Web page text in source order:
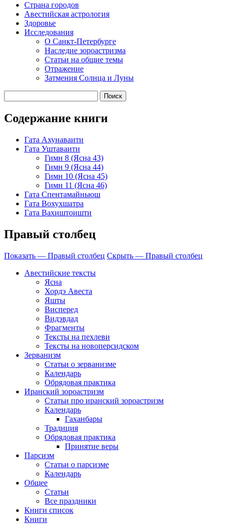
Страна городов
Авестийская астрология
Здоровье
Исследования
О Санкт-Петербурге
Наследие зороастризма
Cтатьи на общие темы
Отражение
Затмения Солнца и Луны
Содержание книги
Гата Ахунаваити
Гата Уштаваити
Гимн 8 (Ясна 43)
Гимн 9 (Ясна 44)
Гимн 10 (Ясна 45)
Гимн 11 (Ясна 46)
Гата Спентамайньюш
Гата Вохухшатра
Гата Вахиштоишти
Правый столбец
Показать — Правый столбец Скрыть — Правый столбец
Авестийские тексты
Ясна
Хордэ Авеста
Яшты
Висперед
Видэвдад
Фрагменты
Тексты на пехлеви
Тексты на новоперсидском
Зерванизм
Статьи о зерванизме
Календарь
Обрядовая практика
Иранский зороастризм
Статьи про иранский зороастризм
Календарь
Гаханбары
Традиция
Обрядовая практика
Принятие веры
Парсизм
Статьи о парсизме
Календарь
Общее
Статьи
Все праздники
Книги список
Книги